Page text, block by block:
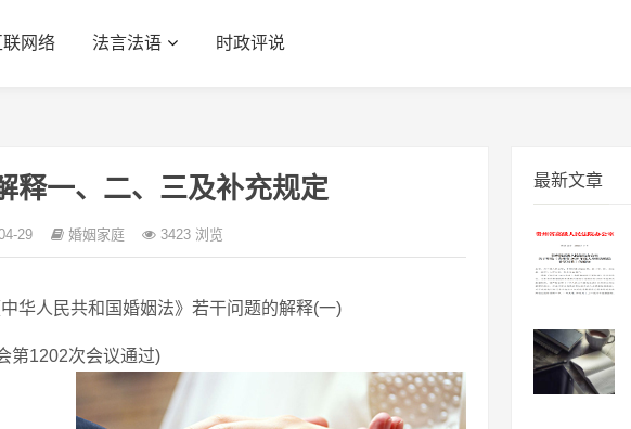
联网络 法言法语 时政评说
释一、二、三及补充规定
29 婚姻家庭 3423 浏览
华人民共和国婚姻法》若干问题的解释(一)
第1202次会议通过)
最新文章